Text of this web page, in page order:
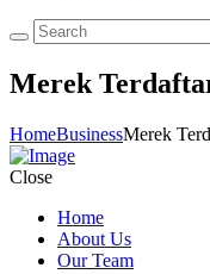
Merek
HomeBusinessMerek
Close
Home
About Us
Our Team